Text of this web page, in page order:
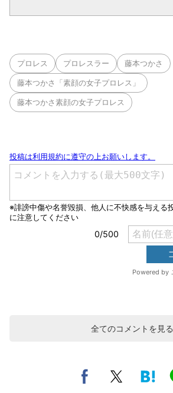
プロレス プロレスラー 藤本つかさ
藤本つかさ「素顔の女子プロレス」
藤本つかさ素顔の女子プロレス
全てのコメントを見る